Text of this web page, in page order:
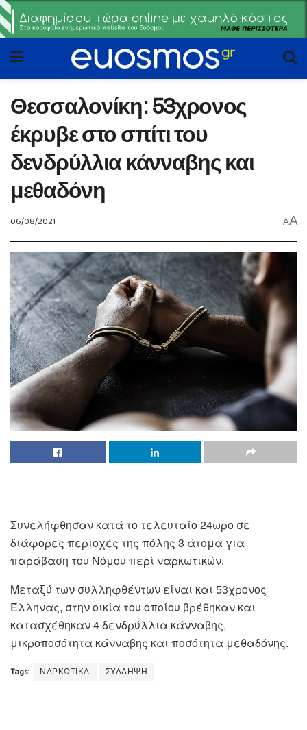
Θεσσαλονίκη: 53χρονος
έκρυβε στο σπίτι του
δενδρύλλια κάνναβης και
μεθαδόνη
06/08/2021 AA
Συνελήφθησαν κατά το τελευταίο 24ωρο σε
διάφορες περιοχές της πόλης 3 άτομα για
παράβαση του Νόμου περί ναρκωτικών.
Μεταξύ των συλληφθέντων είναι και 53χρονος
Έλληνας, στην οικία του οποίου βρέθηκαν και
κατασχέθηκαν 4 δενδρύλλια κάνναβης,
μικροποσότητα κάνναβης και ποσότητα μεθαδόνης.
Tags: ΝΑΡΚΩΤΙΚΑ ΣΥΛΛΗΨΗ